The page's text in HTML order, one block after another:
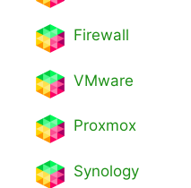
Firewall
VMware
Proxmox
Synology